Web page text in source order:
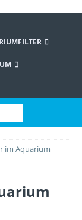
im Aquarium